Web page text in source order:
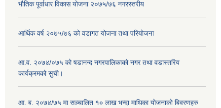
भौतिक पूर्वाधार विकास योजना २०७५/७६ नगरस्तरीय
आर्थिक वर्ष २०७५/७६ को वडागत योजना तथा परियोजना
आ.व. २०७४/०७५ को षडानन्द नगरपालिकाको नगर तथा वडास्तरिय
कार्यक्रमको सुची।
आ. ब. २०७४/७५ मा सञ्चालित १० लाख भन्दा माथिका योजनाको बिवरणहरु